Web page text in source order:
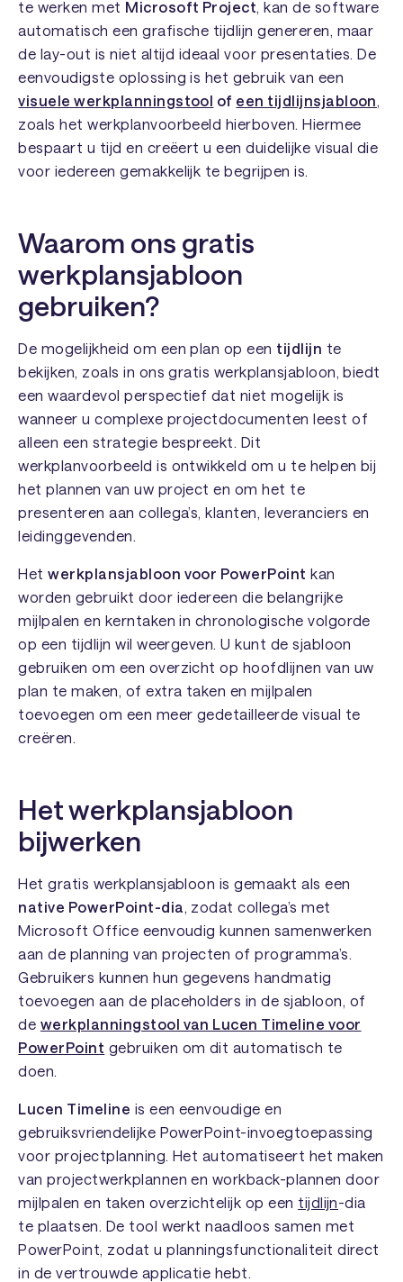
te werken met Microsoft Project, kan de software
automatisch een grafische tijdlijn genereren, maar
de lay-out is niet altijd ideaal voor presentaties. De
eenvoudigste oplossing is het gebruik van een
visuele werkplanningstool of een tijdlijnsjabloon,
zoals het werkplanvoorbeeld hierboven. Hiermee
bespaart u tijd en creëert u een duidelijke visual die
voor iedereen gemakkelijk te begrijpen is.
Waarom ons gratis
werkplansjabloon
gebruiken?
De mogelijkheid om een plan op een tijdlijn te
bekijken, zoals in ons gratis werkplansjabloon, biedt
een waardevol perspectief dat niet mogelijk is
wanneer u complexe projectdocumenten leest of
alleen een strategie bespreekt. Dit
werkplanvoorbeeld is ontwikkeld om u te helpen bij
het plannen van uw project en om het te
presenteren aan collega’s, klanten, leveranciers en
leidinggevenden.
Hetwerkplansjabloon voor PowerPoint kan
worden gebruikt door iedereen die belangrijke
mijlpalen en kerntaken in chronologische volgorde
op een tijdlijn wil weergeven. U kunt de sjabloon
gebruiken om een overzicht op hoofdlijnen van uw
plan te maken, of extra taken en mijlpalen
toevoegen om een meer gedetailleerde visual te
creëren.
Het werkplansjabloon
bijwerken
Het gratis werkplansjabloon is gemaakt als een
native PowerPoint-dia , zodat collega’s met
Microsoft Office eenvoudig kunnen samenwerken
aan de planning van projecten of programma’s.
Gebruikers kunnen hun gegevens handmatig
toevoegen aan de placeholders in de sjabloon, of
de werkplanningstool van Lucen Timeline voor
PowerPoint gebruiken om dit automatisch te
doen.
Lucen Timeline is een eenvoudige en
gebruiksvriendelijke PowerPoint-invoegtoepassing
voor projectplanning. Het automatiseert het maken
van projectwerkplannen en workback-plannen door
mijlpalen en taken overzichtelijk op een tijdlijn-dia
te plaatsen. De tool werkt naadloos samen met
PowerPoint, zodat u planningsfunctionaliteit direct
in de vertrouwde applicatie hebt.